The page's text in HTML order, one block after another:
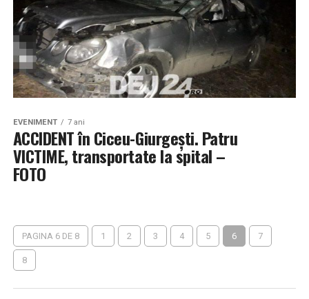
EVENIMENT 7 ani
ACCIDENT în Ciceu-Giurgești. Patru
VICTIME, transportate la spital –
FOTO
PAGINA 6 DE 8 1 2 3 4 5 6 7
8